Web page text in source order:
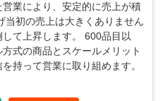
業により、安定的に売上が積
当初の売上は大きくありません
て上昇します。 600品目以
式の商品とスケールメリット
持って営業に取り組めます。